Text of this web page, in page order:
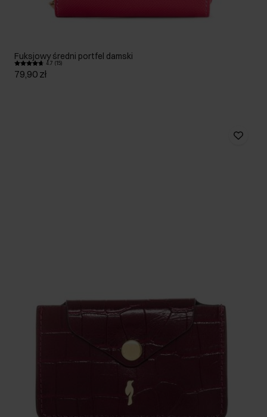
Fuksjowy średni portfel damski
4.7 (15)
79,90 zł